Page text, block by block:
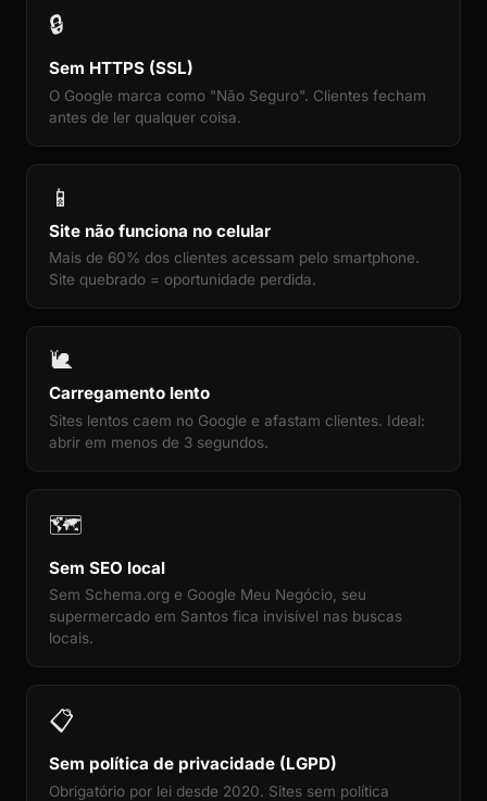
🔒
Sem HTTPS (SSL)
O Google marca como "Não Seguro". Clientes fecham
antes de ler qualquer coisa.
📱
Site não funciona no celular
Mais de 60% dos clientes acessam pelo smartphone.
Site quebrado = oportunidade perdida.
🐌
Carregamento lento
Sites lentos caem no Google e afastam clientes. Ideal:
abrir em menos de 3 segundos.
🗺️
Sem SEO local
Sem Schema.org e Google Meu Negócio, seu
supermercado em Santos fica invisível nas buscas
locais.
📋
Sem política de privacidade (LGPD)
Obrigatório por lei desde 2020. Sites sem política